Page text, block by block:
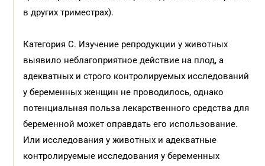
в других триместрах).
Категория С. Изучение репродукции у животных
выявило неблагоприятное действие на плод, а
адекватных и строго контролируемых исследований
у беременных женщин не проводилось, однако
потенциальная польза лекарственного средства для
беременной может оправдать его использование.
Или исследования у животных и адекватные
контролируемые исследования у беременных